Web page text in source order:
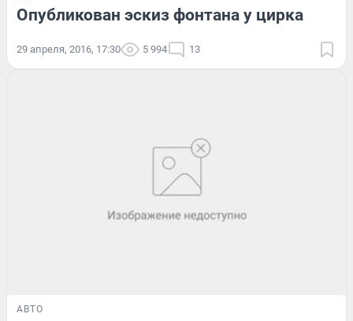
Опубликован эскиз фонтана у цирка
29 апреля, 2016, 17:30 5 994 13
АВТО